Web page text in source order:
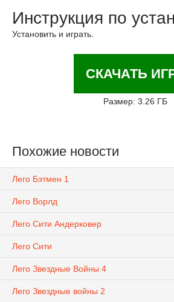
Инструкция по
Установить и играть.
СКАЧАТЬ
Размер: 3.26 ГБ
Похожие новости
Лего Бэтмен 1
Лего Ворлд
Лего Сити Андерковер
Лего Сити
Лего Звездные Войны 4
Лего Звездные войны 2